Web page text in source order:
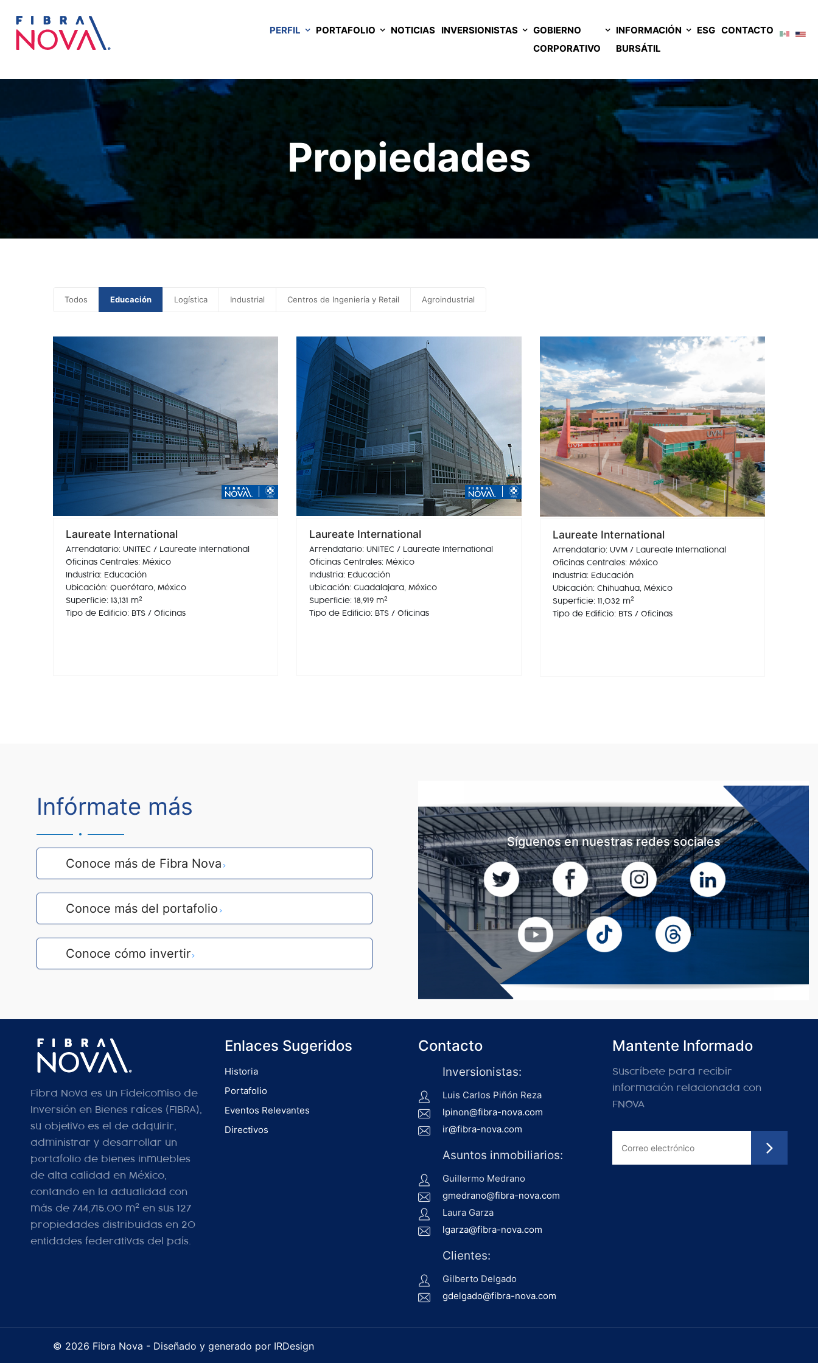
PERFIL PORTAFOLIO NOTICIAS INVERSIONISTAS
GOBIERNO
CORPORATIVO
INFORMACIÓN
BURSÁTIL
ESG CONTACTO
Propiedades
Todos Educación Logística Industrial Centros de Ingeniería y Retail Agroindustrial
Laureate International
Arrendatario: UNITEC / Laureate International
Oficinas Centrales: México
Industria: Educación
Ubicación: Querétaro, México
Superficie: 13,131 m2
Tipo de Edificio: BTS / Oficinas
Laureate International
Arrendatario: UNITEC / Laureate International
Oficinas Centrales: México
Industria: Educación
Ubicación: Guadalajara, México
Superficie: 18,919 m2
Tipo de Edificio: BTS / Oficinas
Laureate International
Arrendatario: UVM / Laureate International
Oficinas Centrales: México
Industria: Educación
Ubicación: Chihuahua, México
Superficie: 11,032 m2
Tipo de Edificio: BTS / Oficinas
Infórmate más
Conoce más de Fibra Nova
Conoce más del portafolio
Conoce cómo invertir
Síguenos en nuestras redes sociales
Fibra Nova es un Fideicomiso de
Inversión en Bienes raíces (FIBRA),
su objetivo es el de adquirir,
administrar y desarrollar un
portafolio de bienes inmuebles
de alta calidad en México,
contando en la actualidad con
más de 744,715.00 m2 en sus 127
propiedades distribuidas en 20
entidades federativas del país.
Enlaces Sugeridos
Historia
Portafolio
Eventos Relevantes
Directivos
Contacto
Inversionistas:
Luis Carlos Piñón Reza
lpinon@fibra-nova.com
ir@fibra-nova.com
Asuntos inmobiliarios:
Guillermo Medrano
gmedrano@fibra-nova.com
Laura Garza
lgarza@fibra-nova.com
Clientes:
Gilberto Delgado
gdelgado@fibra-nova.com
Mantente Informado
Suscríbete para recibir
información relacionada con
FNOVA
© 2026 Fibra Nova - Diseñado y generado por IRDesign